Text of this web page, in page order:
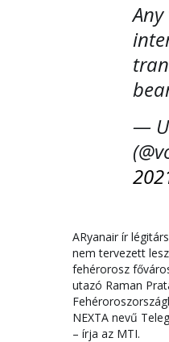
—
ARyanair ír
nem tervezett
fehérorosz
utazó Raman
NEXTA nevű
– írja az MTI.